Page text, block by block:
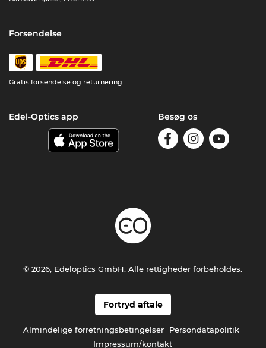
Forsendelse
Gratis forsendelse og returnering
Edel-Optics app Besøg os
Fortryd aftale
Almindelige forretningsbetingelser
Persondatapolitik
Impressum/kontakt
© 2026, Edeloptics GmbH. Alle rettigheder forbeholdes.